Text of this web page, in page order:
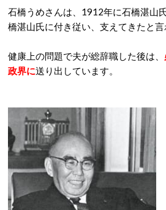
石橋うめさんは、1912年に石橋湛山
橋湛山氏に付き従い、支えてきたと言
健康上の問題で夫が総辞職した後は、
政界に送り出しています。